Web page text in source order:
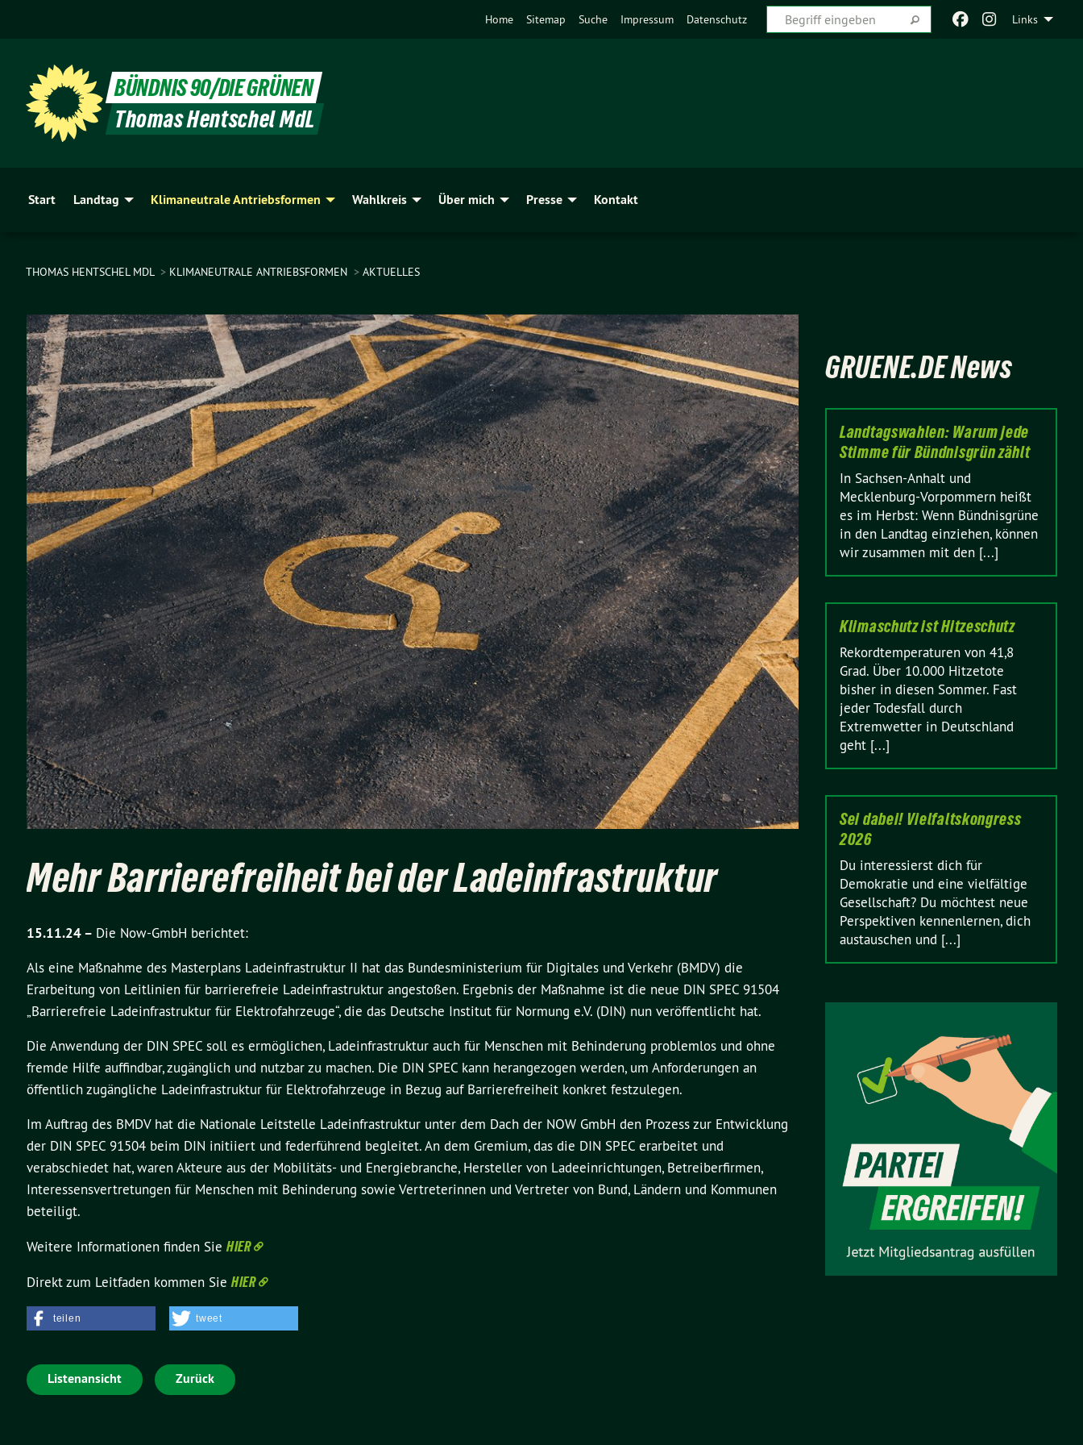
Links
Home Sitemap Suche Impressum Datenschutz
BÜNDNIS 90/DIE GRÜNEN
Thomas Hentschel MdL
Start Landtag Klimaneutrale Antriebsformen Wahlkreis Über mich Presse Kontakt
THOMAS HENTSCHEL MDL KLIMANEUTRALE ANTRIEBSFORMEN AKTUELLES
Mehr Barrierefreiheit bei der Ladeinfrastruktur
15.11.24 – Die Now-GmbH berichtet:
Als eine Maßnahme des Masterplans Ladeinfrastruktur II hat das Bundesministerium für Digitales und Verkehr (BMDV) die
Erarbeitung von Leitlinien für barrierefreie Ladeinfrastruktur angestoßen. Ergebnis der Maßnahme ist die neue DIN SPEC 91504
„Barrierefreie Ladeinfrastruktur für Elektrofahrzeuge“, die das Deutsche Institut für Normung e.V. (DIN) nun veröffentlicht hat.
Die Anwendung der DIN SPEC soll es ermöglichen, Ladeinfrastruktur auch für Menschen mit Behinderung problemlos und ohne
fremde Hilfe auffindbar, zugänglich und nutzbar zu machen. Die DIN SPEC kann herangezogen werden, um Anforderungen an
öffentlich zugängliche Ladeinfrastruktur für Elektrofahrzeuge in Bezug auf Barrierefreiheit konkret festzulegen.
Im Auftrag des BMDV hat die Nationale Leitstelle Ladeinfrastruktur unter dem Dach der NOW GmbH den Prozess zur Entwicklung
der DIN SPEC 91504 beim DIN initiiert und federführend begleitet. An dem Gremium, das die DIN SPEC erarbeitet und
verabschiedet hat, waren Akteure aus der Mobilitäts- und Energiebranche, Hersteller von Ladeeinrichtungen, Betreiberfirmen,
Interessensvertretungen für Menschen mit Behinderung sowie Vertreterinnen und Vertreter von Bund, Ländern und Kommunen
beteiligt.
Weitere Informationen finden SieHIER
Direkt zum Leitfaden kommen SieHIER
teilen tweet
Listenansicht Zurück
GRUENE.DE News
Landtagswahlen: Warum jede
Stimme für Bündnisgrün zählt
In Sachsen-Anhalt und
Mecklenburg-Vorpommern heißt
es im Herbst: Wenn Bündnisgrüne
in den Landtag einziehen, können
wir zusammen mit den [...]
Klimaschutz ist Hitzeschutz
Rekordtemperaturen von 41,8
Grad. Über 10.000 Hitzetote
bisher in diesen Sommer. Fast
jeder Todesfall durch
Extremwetter in Deutschland
geht [...]
Sei dabei! Vielfaltskongress
2026
Du interessierst dich für
Demokratie und eine vielfältige
Gesellschaft? Du möchtest neue
Perspektiven kennenlernen, dich
austauschen und [...]